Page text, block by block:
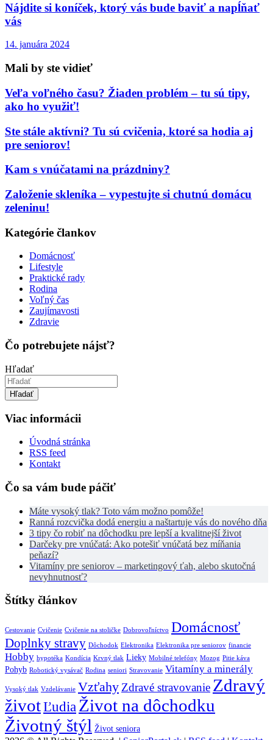
Nájdite si koníček, ktorý vás bude baviť a napĺňať
vás
14. januára 2024
Mali by ste vidieť
Veľa voľného času? Žiaden problém – tu sú tipy,
ako ho využiť!
Ste stále aktívni? Tu sú cvičenia, ktoré sa hodia aj
pre seniorov!
Kam s vnúčatami na prázdniny?
Založenie skleníka – vypestujte si chutnú domácu
zeleninu!
Kategórie člankov
Domácnosť
Lifestyle
Praktické rady
Rodina
Voľný čas
Zaujímavosti
Zdravie
Čo potrebujete nájsť?
Hľadať
Hľadať
Viac informácii
Úvodná stránka
RSS feed
Kontakt
Čo sa vám bude páčiť
Máte vysoký tlak? Toto vám možno pomôže!
Ranná rozcvička dodá energiu a naštartuje vás do nového dňa
3 tipy čo robiť na dôchodku pre lepší a kvalitnejší život
Darčeky pre vnúčatá: Ako potešiť vnúčatá bez míňania
peňazí?
Vitamíny pre seniorov – marketingový ťah, alebo skutočná
nevyhnutnosť?
Štítky článkov
Cestovanie Cvičenie Cvičenie na stoličke Dobrovoľníctvo Domácnosť
Doplnky stravy Dôchodok Elektronika Elektronika pre seniorov financie
Hobby hypotéka Kondícia Krvný tlak Lieky Mobilné telefóny Mozog Pitie káva
Pohyb Robotický vysávač Rodina seniori Stravovanie Vitamíny a minerály
Vysoký tlak Vzdelávanie Vzťahy Zdravé stravovanie Zdravý
životĽudia Život na dôchodku
Životný štýl Život seniora